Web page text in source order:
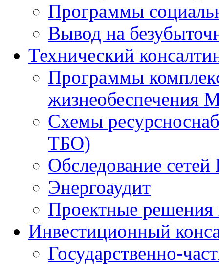
Программы
Вывод на
Технический
Программы
жизнеобеспечения
Схемы
ТБО)
Обследование
Энергоаудит
Проектные решения
Инвестиционный
Государственно-